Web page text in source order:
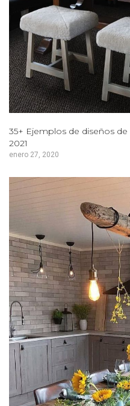
35+ Ejemplos de diseños
2021
enero 27, 2020